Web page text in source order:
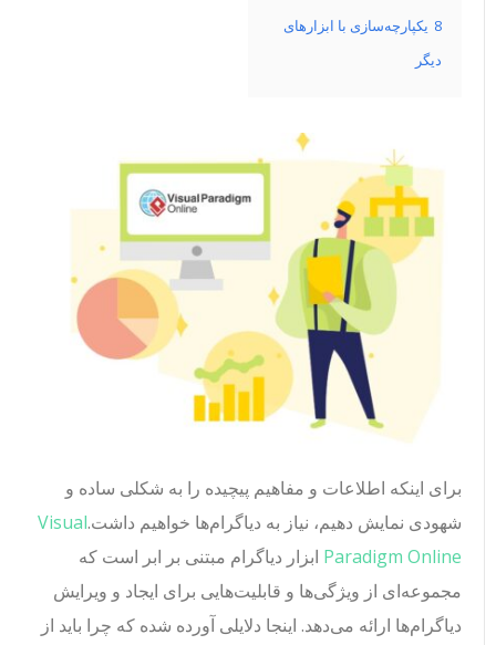
یکپارچه‌سازی با ابزارهای
دیگر
برای اینکه اطلاعات و مفاهیم پیچیده را به شکلی ساده و
شهودی نمایش دهیم، نیاز به دیاگرام‌ها خواهیم داشت.Visual
Paradigm Onlineابزار دیاگرام مبتنی بر ابر است که
مجموعه‌ای از ویژگی‌ها و قابلیت‌هایی برای ایجاد و ویرایش
دیاگرام‌ها ارائه می‌دهد. اینجا دلایلی آورده شده که چرا باید از